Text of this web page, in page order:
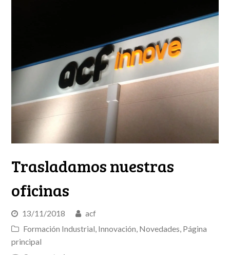
Trasladamos nuestras
oficinas
13/11/2018
acf
Formación Industrial, Innovación, Novedades, Página
principal